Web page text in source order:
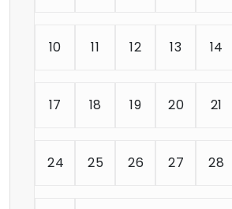
10 11 12 13 14
17 18 19 20 21
24 25 26 27 28